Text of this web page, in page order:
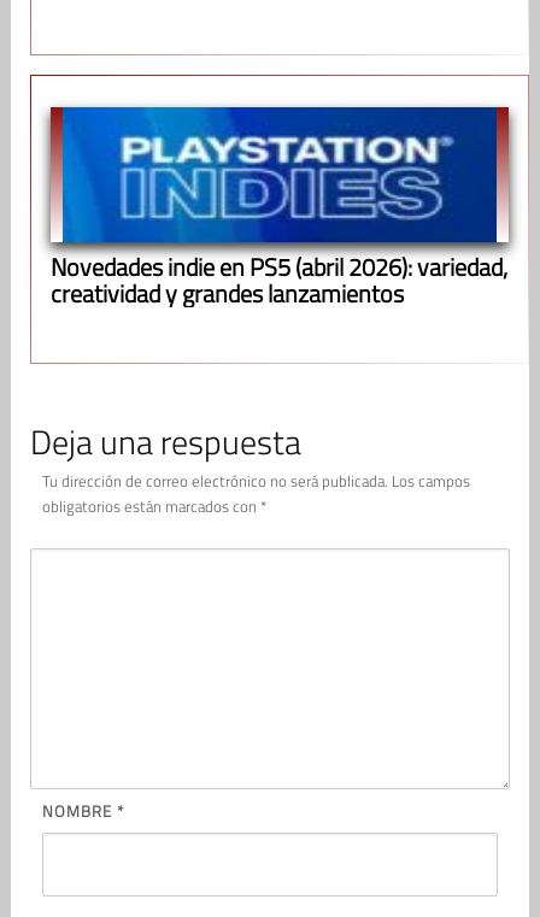
Novedades indie en PS5 (abril 2026): variedad,
creatividad y grandes lanzamientos
Deja una respuesta
Tu dirección de correo electrónico no será publicada. Los campos
obligatorios están marcados con *
NOMBRE *